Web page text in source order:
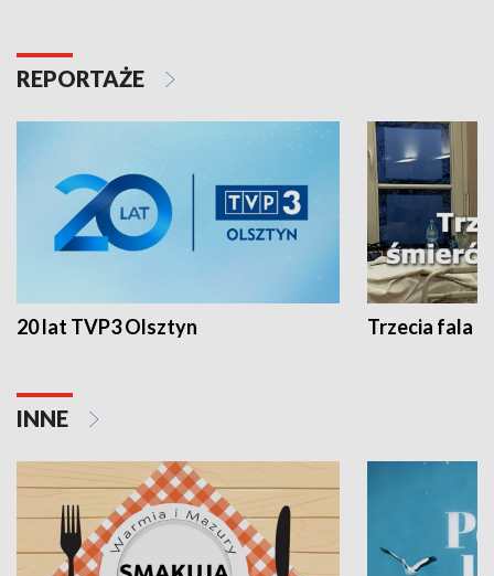
REPORTAŻE
20 lat TVP3 Olsztyn Trzecia fala -
INNE